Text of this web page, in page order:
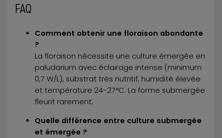
FAQ
Comment obtenir une floraison abondante
?
La floraison nécessite une culture émergée en
paludarium avec éclairage intense (minimum
0,7 W/L), substrat très nutritif, humidité élevée
et température 24-27°C. La forme submergée
fleurit rarement.
Quelle différence entre culture submergée
et émergée ?